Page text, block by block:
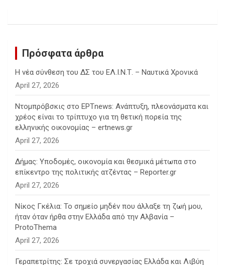
h
Πρόσφατα άρθρα
Η νέα σύνθεση του ΔΣ του ΕΛ.Ι.Ν.Τ. – Ναυτικά Χρονικά
April 27, 2026
Ντομπρόβσκις στο ΕΡΤnews: Ανάπτυξη, πλεονάσματα και
χρέος είναι το τρίπτυχο για τη θετική πορεία της
ελληνικής οικονομίας – ertnews.gr
April 27, 2026
Δήμας: Υποδομές, οικονομία και θεσμικά μέτωπα στο
επίκεντρο της πολιτικής ατζέντας – Reporter.gr
April 27, 2026
Νίκος Γκέλια: Το σημείο μηδέν που άλλαξε τη ζωή μου,
ήταν όταν ήρθα στην Ελλάδα από την Αλβανία –
ProtoThema
April 27, 2026
Γεραπετρίτης: Σε τροχιά συνεργασίας Ελλάδα και Λιβύη